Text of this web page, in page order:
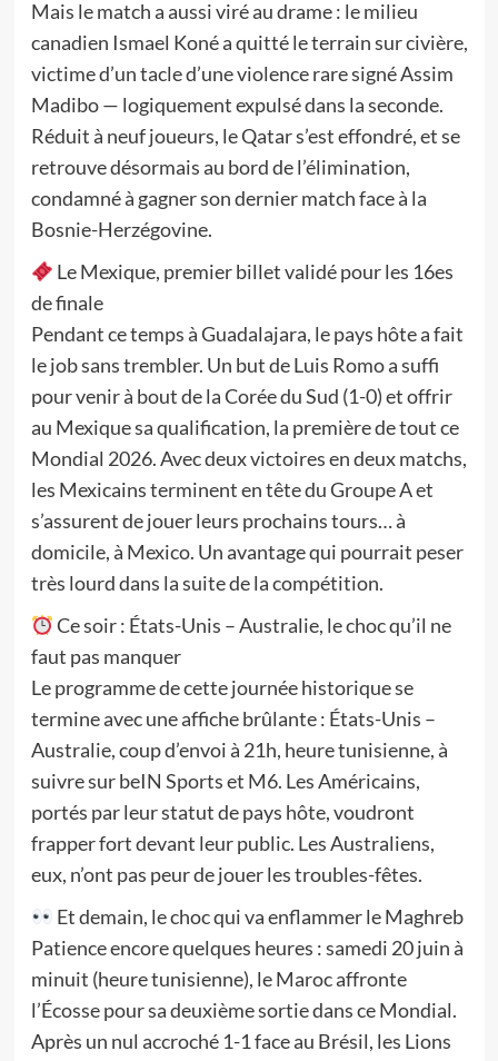
Mais le match a aussi viré au drame : le milieu
canadien Ismael Koné a quitté le terrain sur civière,
victime d’un tacle d’une violence rare signé Assim
Madibo — logiquement expulsé dans la seconde.
Réduit à neuf joueurs, le Qatar s’est effondré, et se
retrouve désormais au bord de l’élimination,
condamné à gagner son dernier match face à la
Bosnie-Herzégovine.
Le Mexique, premier billet validé pour les 16es
de finale
Pendant ce temps à Guadalajara, le pays hôte a fait
le job sans trembler. Un but de Luis Romo a suffi
pour venir à bout de la Corée du Sud (1-0) et offrir
au Mexique sa qualification, la première de tout ce
Mondial 2026. Avec deux victoires en deux matchs,
les Mexicains terminent en tête du Groupe A et
s’assurent de jouer leurs prochains tours… à
domicile, à Mexico. Un avantage qui pourrait peser
très lourd dans la suite de la compétition.
Ce soir : États-Unis – Australie, le choc qu’il ne
faut pas manquer
Le programme de cette journée historique se
termine avec une affiche brûlante : États-Unis –
Australie, coup d’envoi à 21h, heure tunisienne, à
suivre sur beIN Sports et M6. Les Américains,
portés par leur statut de pays hôte, voudront
frapper fort devant leur public. Les Australiens,
eux, n’ont pas peur de jouer les troubles-fêtes.
Et demain, le choc qui va enflammer le Maghreb
Patience encore quelques heures : samedi 20 juin à
minuit (heure tunisienne), le Maroc affronte
l’Écosse pour sa deuxième sortie dans ce Mondial.
Après un nul accroché 1-1 face au Brésil, les Lions